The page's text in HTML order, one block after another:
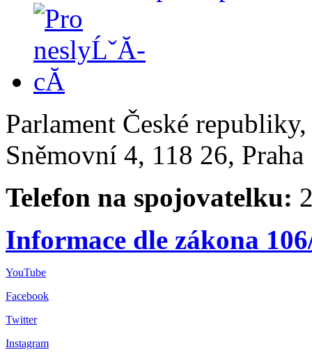
Parlament České
Sněmovní 4, 118 26,
Telefon na spojovatelku:
Informace dle zákona
YouTube
Facebook
Twitter
Instagram